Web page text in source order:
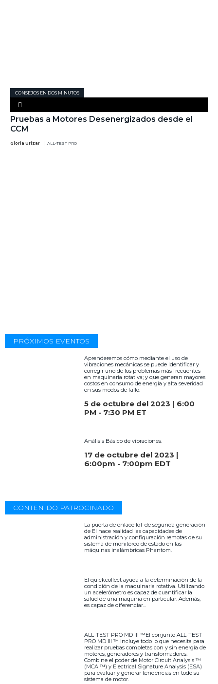
CONSEJOS EN DOS MINUTOS
Pruebas a Motores Desenergizados desde el
CCM
Gloria Urízar ALL-TEST PRO
PRÓXIMOS EVENTOS
Aprenderemos cómo mediante el uso de
vibraciones mecánicas se puede identificar y
corregir uno de los problemas más frecuentes
en maquinaria rotativa; y que generan mayores
costos en consumo de energía y alta severidad
en sus modos de fallo.
5 de octubre del 2023 | 6:00
PM - 7:30 PM ET
Análisis Básico de vibraciones.
17 de octubre del 2023 |
6:00pm - 7:00pm EDT
CONTENIDO PATROCINADO
La puerta de enlace IoT de segunda generación
de EI hace realidad las capacidades de
administración y configuración remotas de su
sistema de monitoreo de estado en las
máquinas inalámbricas Phantom.
El quickcollect ayuda a la determinación de la
condición de la maquinaria rotativa. Utilizando
un acelerómetro es capaz de cuantificar la
salud de una maquina en particular. Además,
es capaz de diferenciar...
ALL-TEST PRO MD III ™El conjunto ALL-TEST
PRO MD III ™ incluye todo lo que necesita para
realizar pruebas completas con y sin energía de
motores, generadores y transformadores.
Combine el poder de Motor Circuit Analysis ™
(MCA ™) y Electrical Signature Analysis (ESA)
para evaluar y generar tendencias en todo su
sistema de motor.